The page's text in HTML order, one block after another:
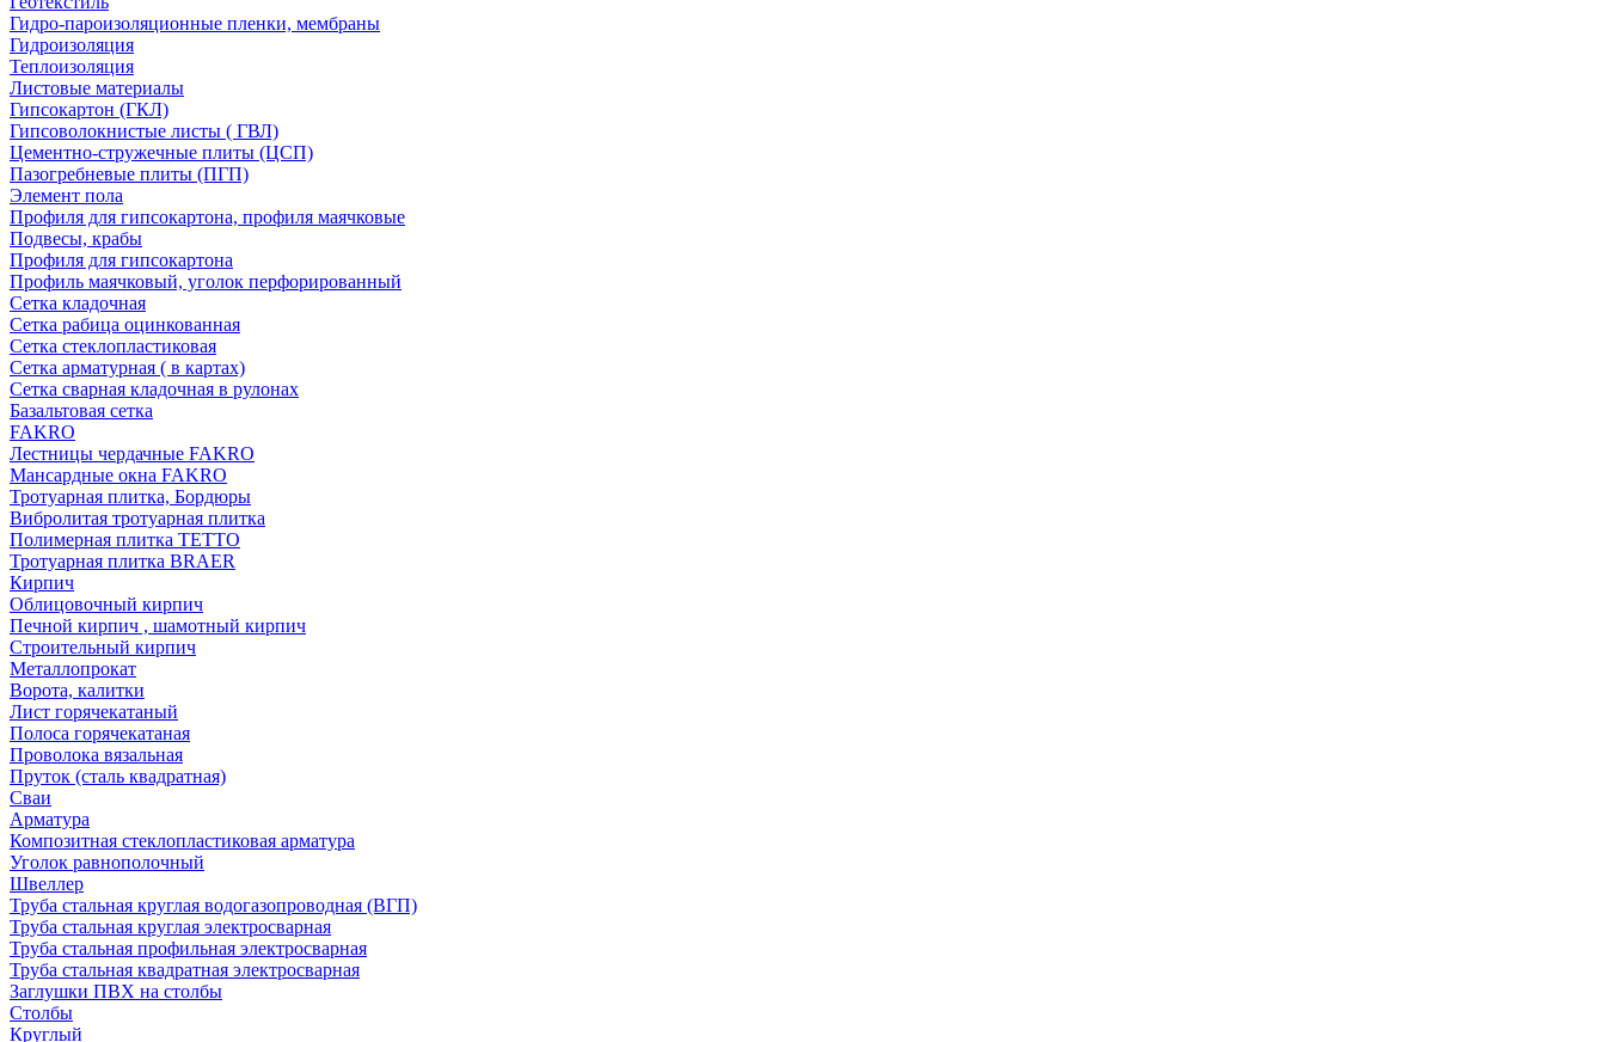
Гидро-пароизоляционные пленки, мембраны
Гидроизоляция
Теплоизоляция
Листовые материалы
Гипсокартон (ГКЛ)
Гипсоволокнистые листы ( ГВЛ)
Цементно-стружечные плиты (ЦСП)
Пазогребневые плиты (ПГП)
Элемент пола
Профиля для гипсокартона, профиля маячковые
Подвесы, крабы
Профиля для гипсокартона
Профиль маячковый, уголок перфорированный
Сетка кладочная
Сетка рабица оцинкованная
Сетка стеклопластиковая
Сетка арматурная ( в картах)
Сетка сварная кладочная в рулонах
Базальтовая сетка
FAKRO
Лестницы чердачные FAKRO
Мансардные окна FAKRO
Тротуарная плитка, Бордюры
Вибролитая тротуарная плитка
Полимерная плитка TETTO
Тротуарная плитка BRAER
Кирпич
Облицовочный кирпич
Печной кирпич , шамотный кирпич
Строительный кирпич
Металлопрокат
Ворота, калитки
Лист горячекатаный
Полоса горячекатаная
Проволока вязальная
Пруток (сталь квадратная)
Сваи
Арматура
Композитная стеклопластиковая арматура
Уголок равнополочный
Швеллер
Труба стальная круглая водогазопроводная (ВГП)
Труба стальная круглая электросварная
Труба стальная профильная электросварная
Труба стальная квадратная электросварная
Заглушки ПВХ на столбы
Столбы
Круглый